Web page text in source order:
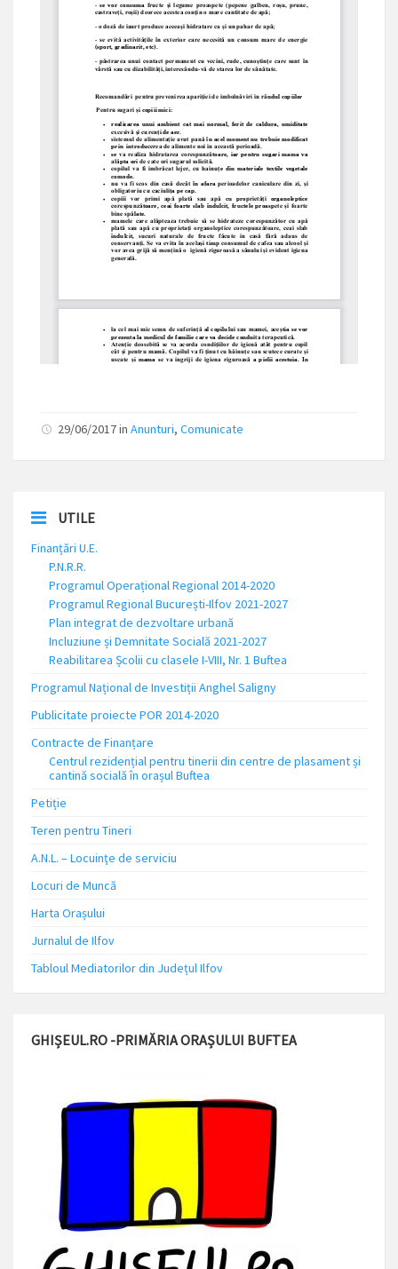
29/06/2017in Anunturi, Comunicate
UTILE
Finanțări U.E.
P.N.R.R.
Programul Operațional Regional 2014-2020
Programul Regional București-Ilfov 2021-2027
Plan integrat de dezvoltare urbană
Incluziune și Demnitate Socială 2021-2027
Reabilitarea Școlii cu clasele I-VIII, Nr. 1 Buftea
Programul Național de Investiții Anghel Saligny
Publicitate proiecte POR 2014-2020
Contracte de Finanțare
Centrul rezidențial pentru tinerii din centre de plasament și
cantină socială în orașul Buftea
Petiție
Teren pentru Tineri
A.N.L. – Locuinţe de serviciu
Locuri de Muncă
Harta Orașului
Jurnalul de Ilfov
Tabloul Mediatorilor din Județul Ilfov
GHIȘEUL.RO -PRIMĂRIA ORAȘULUI BUFTEA